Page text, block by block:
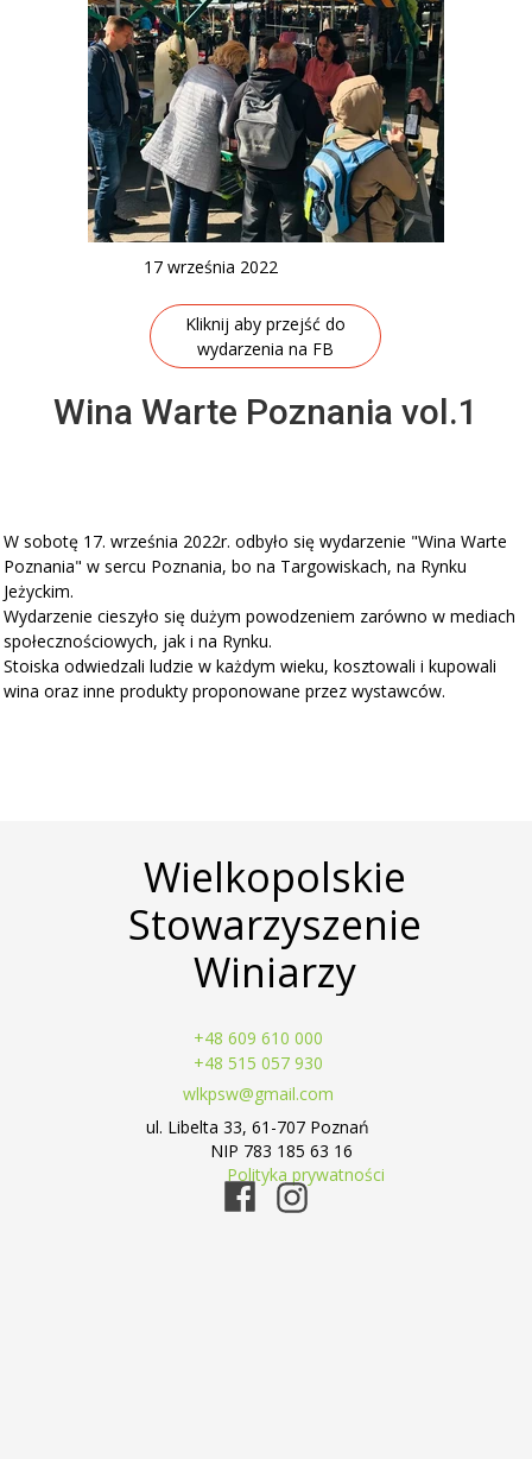
Kliknij aby przejść do
wydarzenia na FB
Polityka prywatności
NIP 783 185 63 16
ul. Libelta 33, 61-707 Poznań
+48 609 610 000
+48 515 057 930
Wielkopolskie
Stowarzyszenie
Winiarzy
wlkpsw@gmail.com
17 września 2022
Wina Warte Poznania vol.1
W sobotę 17. września 2022r. odbyło się wydarzenie "Wina Warte
Poznania" w sercu Poznania, bo na Targowiskach, na Rynku
Jeżyckim.
Wydarzenie cieszyło się dużym powodzeniem zarówno w mediach
społecznościowych, jak i na Rynku.
Stoiska odwiedzali ludzie w każdym wieku, kosztowali i kupowali
wina oraz inne produkty proponowane przez wystawców.